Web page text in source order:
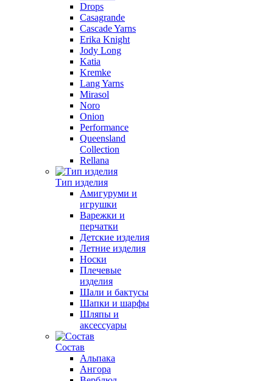
Drops
Casagrande
Cascade Yarns
Erika Knight
Jody Long
Katia
Kremke
Lang Yarns
Mirasol
Noro
Onion
Performance
Queensland
Collection
Rellana
Тип изделия
Амигуруми и
игрушки
Варежки и
перчатки
Детские изделия
Летние изделия
Носки
Плечевые
изделия
Шали и бактусы
Шапки и шарфы
Шляпы и
аксессуары
Состав
Альпака
Ангора